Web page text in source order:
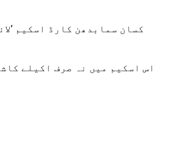
کسان سمابدھن کارڈ اسکیم
اس اسکیم میں نہ صرف اکیلے